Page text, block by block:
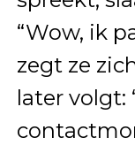
“Wow, ik
zegt ze
later volgt: